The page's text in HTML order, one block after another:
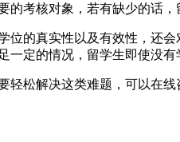
考核对象，若有缺少的话，
位的真实性以及有效性，还
定的情况，留学生即使没
松解决这类难题，可以在